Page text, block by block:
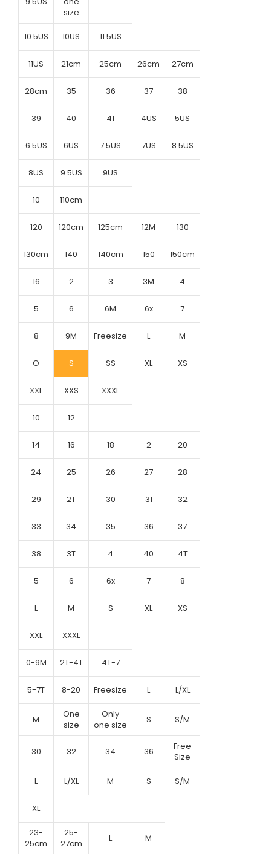
size
10.5US 10US 11.5US
11US 21cm 25cm 26cm 27cm
28cm 35 36 37 38
39 40 41 4US 5US
6.5US 6US 7.5US 7US 8.5US
8US 9.5US 9US
10 110cm
120 120cm 125cm 12M 130
130cm 140 140cm 150 150cm
16 2 3 3M 4
5 6 6M 6x 7
8 9M Freesize L M
O S SS XL XS
XXL XXS XXXL
10 12
14 16 18 2 20
24 25 26 27 28
29 2T 30 31 32
33 34 35 36 37
38 3T 4 40 4T
5 6 6x 7 8
L M S XL XS
XXL XXXL
0-9M 2T-4T 4T-7
5-7T 8-20 Freesize L L/XL
M
One
size
Only
one size
S S/M
30 32 34 36
Free
Size
L L/XL M S S/M
XL
23-
25cm
25-
27cm
L M